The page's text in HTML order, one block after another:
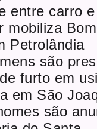
entre carro e
mobiliza
Petrolândia
são
furto em
em São
são